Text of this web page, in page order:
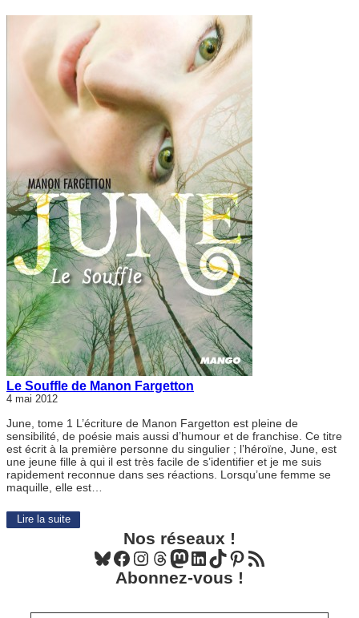
Le Souffle de Manon Fargetton
4 mai 2012
June, tome 1 L’écriture de Manon Fargetton est pleine de
sensibilité, de poésie mais aussi d’humour et de franchise. Ce titre
est écrit à la première personne du singulier ; l’héroïne, June, est
une jeune fille à qui il est très facile de s’identifier et je me suis
rapidement reconnue dans ses réactions. Lorsqu’une femme se
maquille, elle est…
Lire la suite
Nos réseaux !
Bluesky Facebook Instagram Threads Mastodon LinkedIn TikTok Pinterest Flux RSS
Abonnez-vous !